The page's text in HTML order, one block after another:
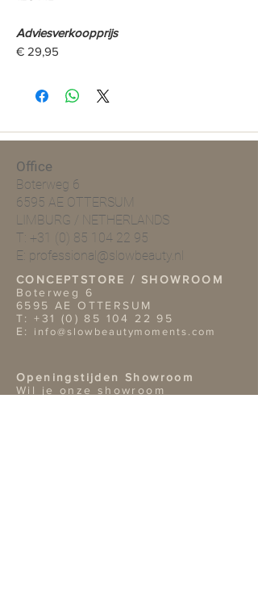
Adviesverkoopprijs
€ 29,95
Office
Boterweg 6
6595 AE OTTERSUM
LIMBURG / NETHERLANDS
T: +31 (0) 85 104 22 95
E: professional@slowbeauty.nl
CONCEPTSTORE / SHOWROOM
Boterweg 6
6595 AE OTTERSUM
T:+31 (0) 85 104 22 95
E: info@slowbeautymoments.com
Openingstijden Showroom
Wil je onze showroom